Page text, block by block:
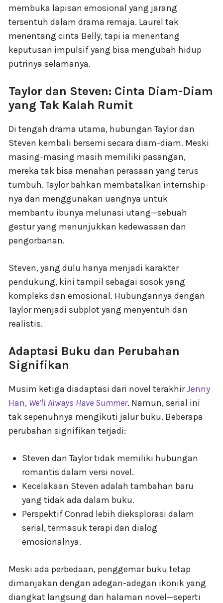
membuka lapisan emosional yang jarang
tersentuh dalam drama remaja. Laurel tak
menentang cinta Belly, tapi ia menentang
keputusan impulsif yang bisa mengubah hidup
putrinya selamanya.
Taylor dan Steven: Cinta Diam-Diam
yang Tak Kalah Rumit
Di tengah drama utama, hubungan Taylor dan
Steven kembali bersemi secara diam-diam. Meski
masing-masing masih memiliki pasangan,
mereka tak bisa menahan perasaan yang terus
tumbuh. Taylor bahkan membatalkan internship-
nya dan menggunakan uangnya untuk
membantu ibunya melunasi utang—sebuah
gestur yang menunjukkan kedewasaan dan
pengorbanan.
Steven, yang dulu hanya menjadi karakter
pendukung, kini tampil sebagai sosok yang
kompleks dan emosional. Hubungannya dengan
Taylor menjadi subplot yang menyentuh dan
realistis.
Adaptasi Buku dan Perubahan
Signifikan
Musim ketiga diadaptasi dari novel terakhirJenny
Han, We’ll Always Have Summer. Namun, serial ini
tak sepenuhnya mengikuti jalur buku. Beberapa
perubahan signifikan terjadi:
Steven dan Taylor tidak memiliki hubungan
romantis dalam versi novel.
Kecelakaan Steven adalah tambahan baru
yang tidak ada dalam buku.
Perspektif Conrad lebih dieksplorasi dalam
serial, termasuk terapi dan dialog
emosionalnya.
Meski ada perbedaan, penggemar buku tetap
dimanjakan dengan adegan-adegan ikonik yang
diangkat langsung dari halaman novel—seperti